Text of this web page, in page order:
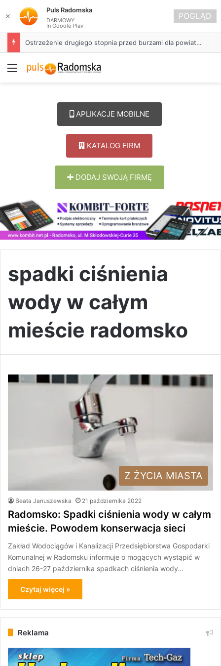
Ostrzeżenie drugiego stopnia przed burzami dla powiatu radomszczańskiego
Menu
APLIKACJE MOBILNE
KATALOG FIRM
DODAJ SWOJĄ FIRMĘ
spadki ciśnienia
wody w całym
mieście radomsko
Z ŻYCIA MIASTA
Beata Januszewska 21 października 2022
Radomsko: Spadki ciśnienia wody w całym
mieście. Powodem konserwacja sieci
Zakład Wodociągów i Kanalizacji Przedsiębiorstwa Gospodarki
Komunalnej w Radomsku informuje o mogących wystąpić w
dniach 26-27 października spadkach ciśnienia wody…
Czytaj więcej »
Reklama
✕
Puls Radomska
DARMOWY
In Google Play
POGLĄD